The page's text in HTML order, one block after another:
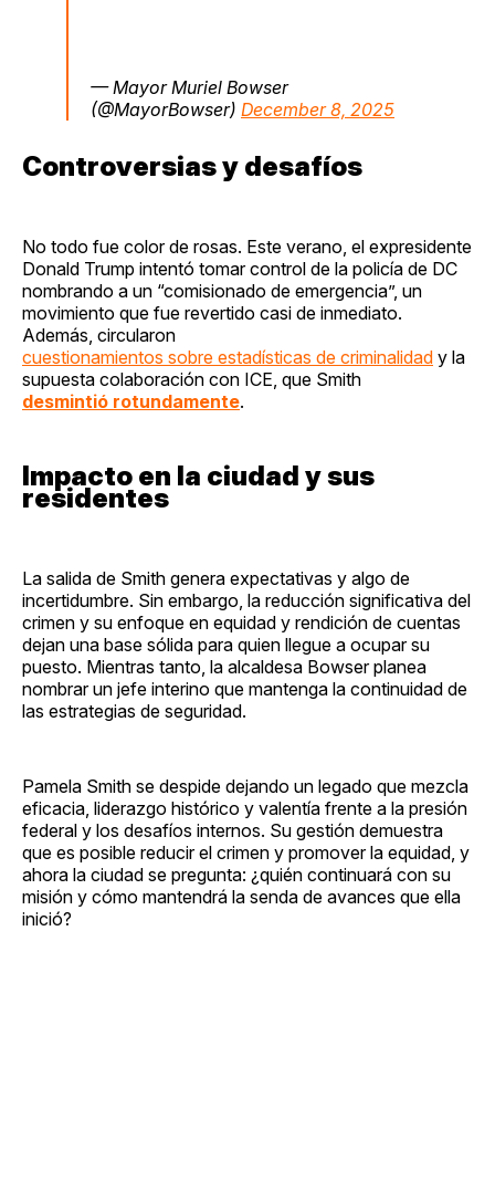
— Mayor Muriel Bowser
(@MayorBowser) December 8, 2025
Controversias y desafíos
No todo fue color de rosas. Este verano, el expresidente
Donald Trump intentó tomar control de la policía de DC
nombrando a un “comisionado de emergencia”, un
movimiento que fue revertido casi de inmediato.
Además, circularon
cuestionamientos sobre estadísticas de criminalidad y la
supuesta colaboración con ICE, que Smith
desmintió rotundamente.
Impacto en la ciudad y sus
residentes
La salida de Smith genera expectativas y algo de
incertidumbre. Sin embargo, la reducción significativa del
crimen y su enfoque en equidad y rendición de cuentas
dejan una base sólida para quien llegue a ocupar su
puesto. Mientras tanto, la alcaldesa Bowser planea
nombrar un jefe interino que mantenga la continuidad de
las estrategias de seguridad.
Pamela Smith se despide dejando un legado que mezcla
eficacia, liderazgo histórico y valentía frente a la presión
federal y los desafíos internos. Su gestión demuestra
que es posible reducir el crimen y promover la equidad, y
ahora la ciudad se pregunta: ¿quién continuará con su
misión y cómo mantendrá la senda de avances que ella
inició?